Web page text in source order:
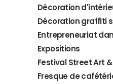
Décoration
Décoration graffiti
Entrepreneuriat
Expositions
Festival Street Art
Fresque de